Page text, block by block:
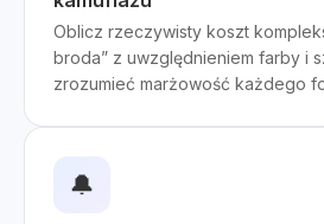
Oblicz rzeczywisty koszt
broda” z uwzględnieniem farby i
zrozumieć marżowość każdego
🔔